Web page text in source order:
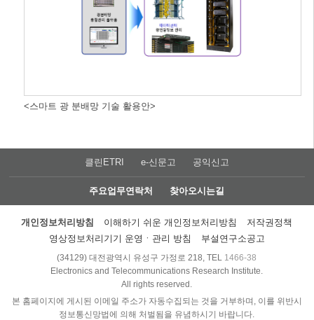
<스마트 광 분배망 기술 활용안>
클린ETRI e-신문고 공익신고
주요업무연락처 찾아오시는길
개인정보처리방침 이해하기 쉬운 개인정보처리방침
저작권정책
영상정보처리기기 운영ㆍ관리 방침
부설연구소공고
(34129) 대전광역시 유성구 가정로 218, TEL 1466-38
Electronics and Telecommunications Research Institute.
All rights reserved.
본 홈페이지에 게시된 이메일 주소가 자동수집되는 것을 거부하며, 이를 위반시
정보통신망법에 의해 처벌됨을 유념하시기 바랍니다.